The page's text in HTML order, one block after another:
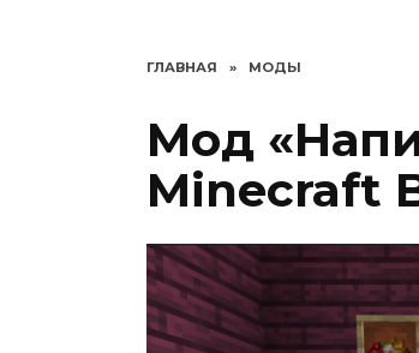
ГЛАВНАЯ » МОДЫ
Мод
Minecraft